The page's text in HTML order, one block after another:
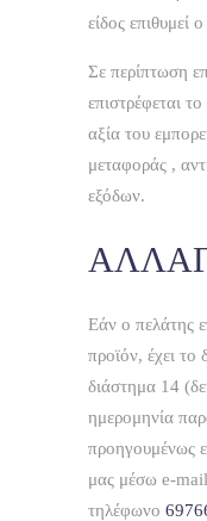
είδος επιθυμεί
Σε περίπτωση
επιστρέφεται
αξία του
μεταφοράς ,
εξόδων.
Εάν ο πελάτης
προϊόν, έχει
διάστημα 14
ημερομηνία
προηγουμένως
μας μέσω e-mail